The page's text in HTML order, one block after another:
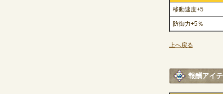
移動速度+5
防御力+5％
上へ戻る
報酬アイ